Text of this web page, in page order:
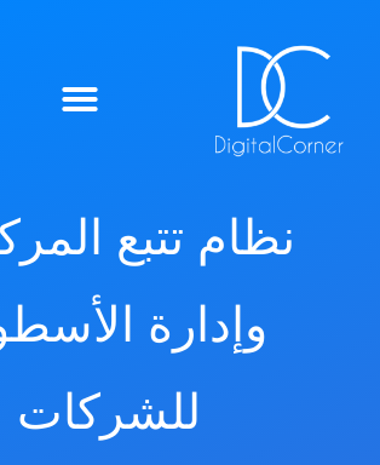
نظام تتبع
وإدارة
للشركات